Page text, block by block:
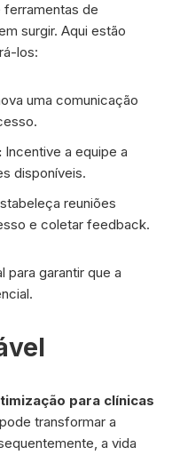
ferramentas de
surgir. Aqui estão
los:
uma comunicação
Incentive a equipe a
disponíveis.
reuniões
e coletar feedback.
para garantir que a
para clínicas
transformar a
a vida